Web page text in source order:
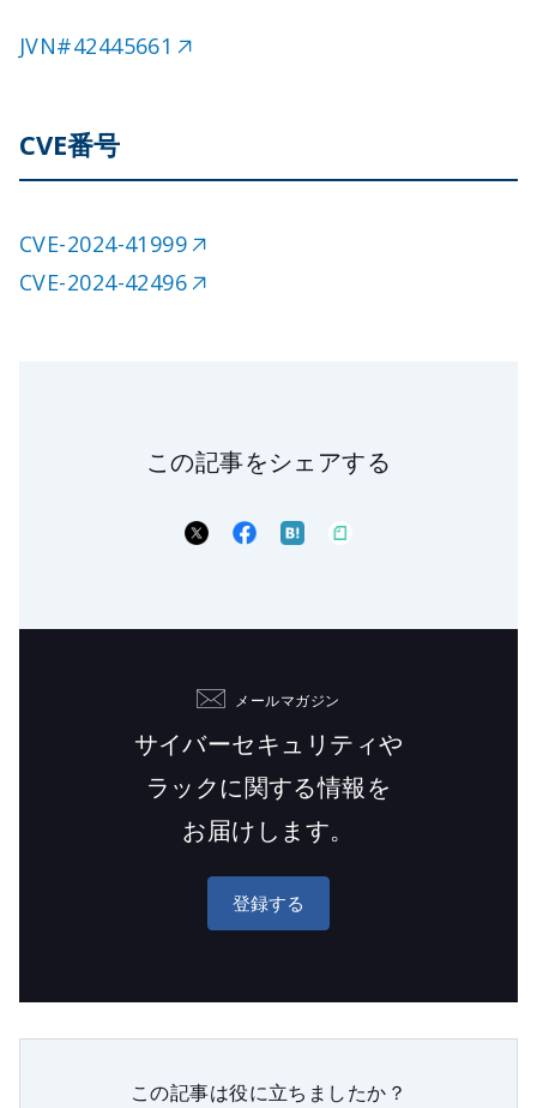
JVN#42445661
CVE番号
CVE-2024-41999
CVE-2024-42496
この記事をシェアする
メールマガジン
サイバーセキュリティや
ラックに関する情報を
お届けします。
登録する
この記事は役に立ちましたか？